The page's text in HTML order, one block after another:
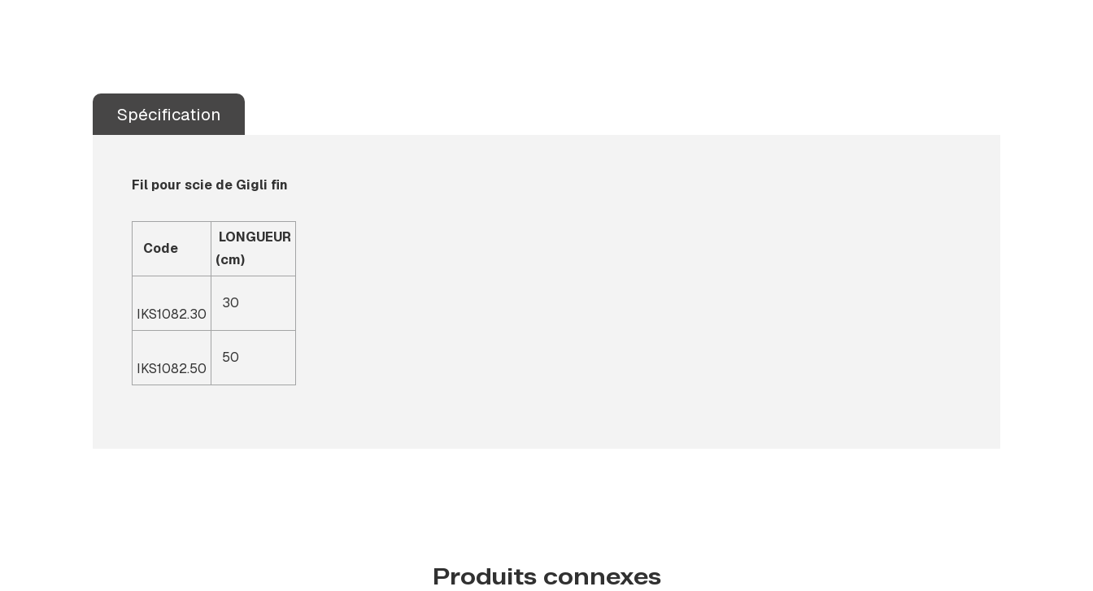
Spécification
Fil pour scie de Gigli fin
Code
LONGUEUR
(cm)
IKS1082.30
30
IKS1082.50
50
Produits connexes